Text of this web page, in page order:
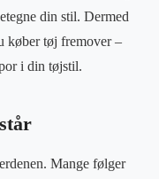
din stil. Dermed
køber tøj fremover –
i din tøjstil.
Mange følger